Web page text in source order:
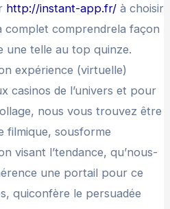
http://instant-app.fr/à choisir
complet comprendrela façon
une telle au top quinze.
expérience (virtuelle)
casinos de l’univers et pour
nous vous trouvez être
filmique, sousforme
visant l’tendance, qu’nous-
une portail pour ce
quiconfère le persuadée